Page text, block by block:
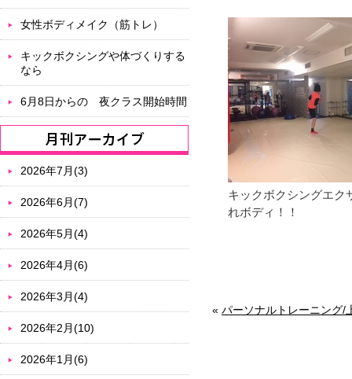
キックボクシングエク
れボディ！！
« パーソナルトレーニング/
女性ボディメイク（筋トレ）
キックボクシングや体づくりする
なら
6月8日からの 夜クラス開始時間
2026年7月(3)
2026年6月(7)
2026年5月(4)
2026年4月(6)
2026年3月(4)
2026年2月(10)
2026年1月(6)